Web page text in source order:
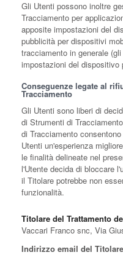
Gli Utenti possono inoltre
Tracciamento per
apposite impostazioni del
pubblicità per dispositivi
tracciamento in generale
impostazioni del dispositivo
Conseguenze legate al
Tracciamento
Gli Utenti sono liberi di
di Strumenti di
di Tracciamento
Utenti un'esperienza
le finalità delineate nel
l'Utente decida di bloccare
il Titolare potrebbe non
funzionalità.
Titolare del Trattamento
Vaccari Franco snc, Via
Indirizzo email del